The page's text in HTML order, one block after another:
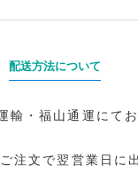
配送方法について
輸・福山通運にて
注文で翌営業日に